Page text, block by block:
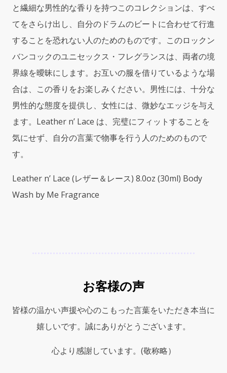
と繊細な男性的な香りを持つこのコレクションは、すべ
てをさらけ出し、自分のドラムのビートに合わせて行進
することを恐れない人のためのものです。このロックン
バンコックのユニセックス・フレグランスは、両者の境
界線を曖昧にします。お互いの服を借りているような場
合は、この香りをお楽しみください。男性には、十分な
男性的な態度を提供し、女性には、微妙なエッジを与え
ます。Leather n’ Lace は、完璧にフィットすることを
気にせず、自分の言葉で物事を行う人のためのもので
す。
Leather n’ Lace (レザー＆レース) 8.0oz (30ml) Body
Wash by Me Fragrance
お客様の声
皆様の温かい声援や心のこもった言葉をいただき本当に
嬉しいです。誠にありがとうございます。
心より感謝しています。(敬称略）